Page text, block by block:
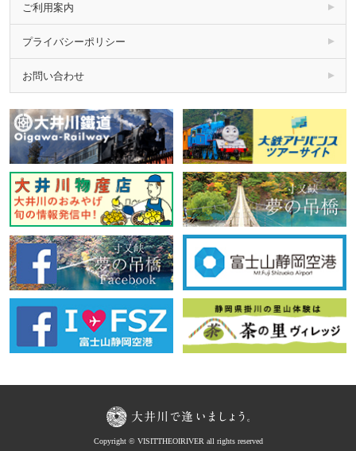
ご利用案内
プライバシーポリシー
お問い合わせ
Copyright © VISITTHEOIRIVER all rights reserved